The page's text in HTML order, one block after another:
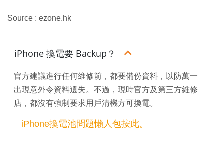
Source : ezone.hk
iPhone 換電要 Backup？
官方建議進行任何維修前，都要備份資料，以防萬一
出現意外令資料遺失。不過，現時官方及第三方維修
店，都沒有強制要求用戶清機方可換電。
iPhone換電池問題懶人包按此。